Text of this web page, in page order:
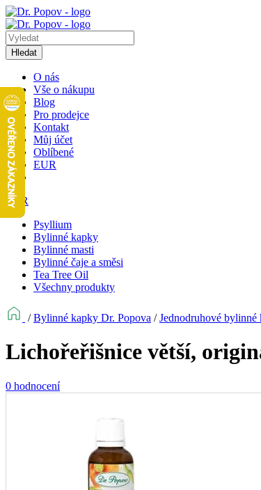
Hledat
O nás
Vše o nákupu
Blog
Pro prodejce
Kontakt
Můj účet
Oblíbené
EUR
EUR
Psyllium
Bylinné kapky
Bylinné masti
Bylinné čaje a směsi
Tea Tree Oil
Všechny produkty
/Bylinné kapky Dr. Popova /Jednodruhové bylinné
Lichořeřišnice větší,
0 hodnocení